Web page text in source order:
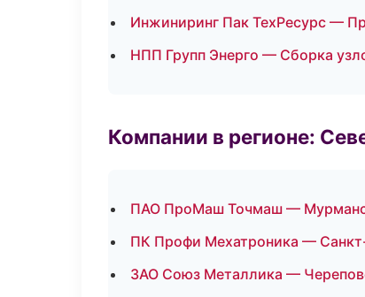
Инжиниринг Пак ТехРесурс —
НПП Групп Энерго — Сборка
Компании в регионе:
ПАО ПроМаш Точмаш —
ПК Профи Мехатроника —
ЗАО Союз Металлика —